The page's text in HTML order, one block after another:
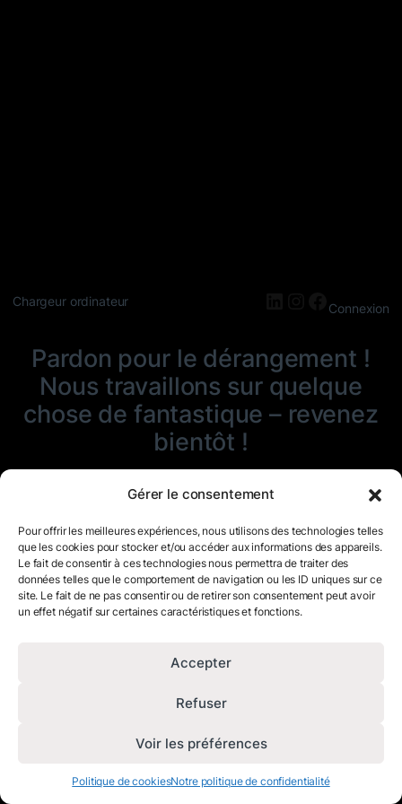
Gérer le consentement
Pour offrir les meilleures expériences, nous utilisons des technologies telles
que les cookies pour stocker et/ou accéder aux informations des appareils.
Le fait de consentir à ces technologies nous permettra de traiter des
données telles que le comportement de navigation ou les ID uniques sur ce
site. Le fait de ne pas consentir ou de retirer son consentement peut avoir
un effet négatif sur certaines caractéristiques et fonctions.
Accepter
Refuser
Voir les préférences
Politique de cookiesNotre politique de confidentialité
Chargeur ordinateur LinkedIn
Instagram
Connexion
Pardon pour le dérangement !
Nous travaillons sur quelque
chose de fantastique – revenez
bientôt !